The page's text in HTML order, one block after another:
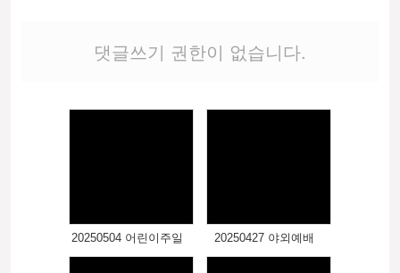
# 첨부 14.9-5.jpg댓글쓰기 권한이 없습니다.
20250504 어린이주일 20250427 야외예배